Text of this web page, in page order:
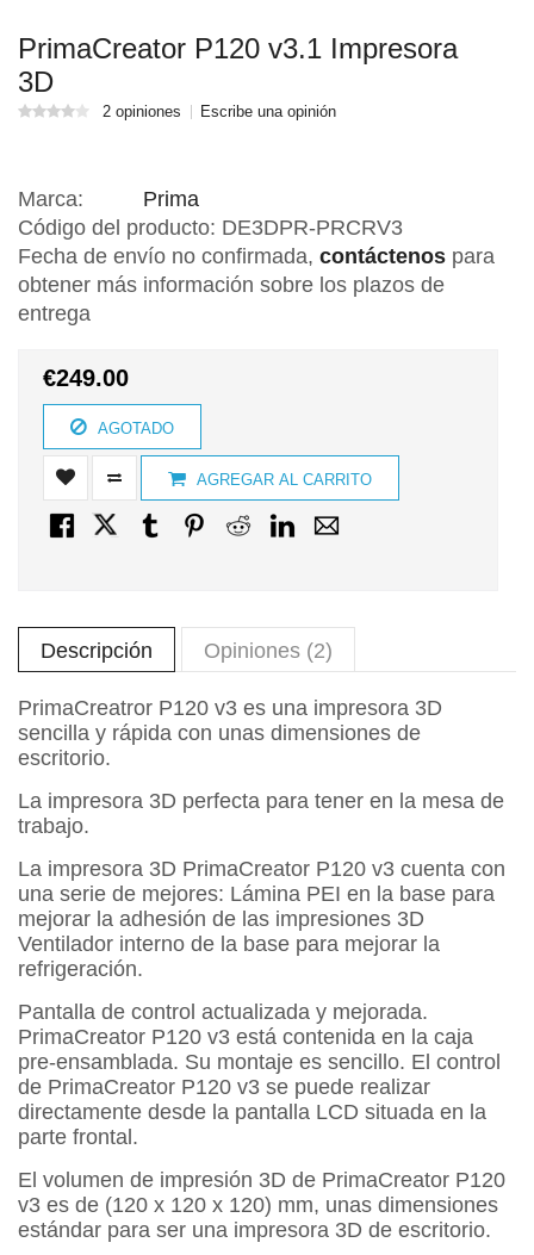
PrimaCreator P120 v3.1 Impresora
3D
2 opiniones Escribe una opinión
Marca:
Prima
Código del producto: DE3DPR-PRCRV3
Fecha de envío no confirmada, contáctenos para
obtener más información sobre los plazos de
entrega
€249.00
AGOTADO
AGREGAR AL CARRITO
Descripción Opiniones (2)
PrimaCreatror P120 v3 es una impresora 3D
sencilla y rápida con unas dimensiones de
escritorio.
La impresora 3D perfecta para tener en la mesa de
trabajo.
La impresora 3D PrimaCreator P120 v3 cuenta con
una serie de mejores: Lámina PEI en la base para
mejorar la adhesión de las impresiones 3D
Ventilador interno de la base para mejorar la
refrigeración.
Pantalla de control actualizada y mejorada.
PrimaCreator P120 v3 está contenida en la caja
pre-ensamblada. Su montaje es sencillo. El control
de PrimaCreator P120 v3 se puede realizar
directamente desde la pantalla LCD situada en la
parte frontal.
El volumen de impresión 3D de PrimaCreator P120
v3 es de (120 x 120 x 120) mm, unas dimensiones
estándar para ser una impresora 3D de escritorio.